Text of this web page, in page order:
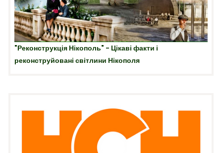
"Реконструкція Нікополь" - Цікаві факти і
реконструйовані світлини Нікополя